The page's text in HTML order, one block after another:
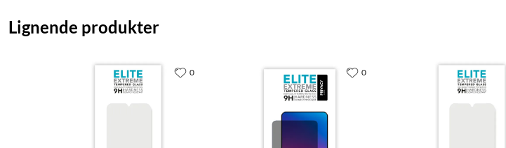
Lignende produkter
0 0